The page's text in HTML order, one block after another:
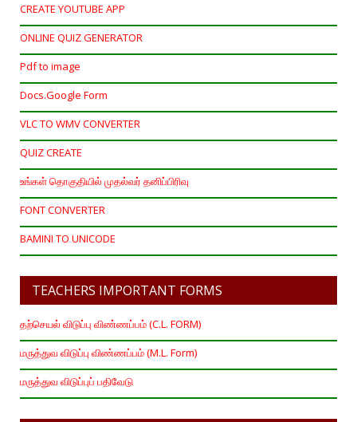
CREATE YOUTUBE APP
ONLINE QUIZ GENERATOR
Pdf to image
Docs.Google Form
VLC TO WMV CONVERTER
QUIZ CREATE
உங்கள் தொகுதியில் முதல்வர் தனிப்பிரிவு
FONT CONVERTER
BAMINI TO UNICODE
TEACHERS IMPORTANT FORMS
தற்செயல் விடுப்பு விண்ணப்பம் (C.L. FORM)
மருத்துவ விடுப்பு விண்ணப்பம் (M.L. Form)
மருத்துவ விடுப்புப் பதிவேடு